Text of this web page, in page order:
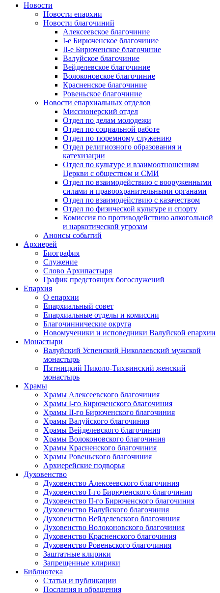
Новости
Новости епархии
Новости благочиний
Алексеевское благочиние
I-е Бирюченское благочиние
II-е Бирюченское благочиние
Валуйское благочиние
Вейделевское благочиние
Волоконовское благочиние
Красненское благочиние
Ровеньское благочиние
Новости епархиальных отделов
Миссионерский отдел
Отдел по делам молодежи
Отдел по социальной работе
Отдел по тюремному служению
Отдел религиозного образования и
катехизации
Отдел по культуре и взаимоотношениям
Церкви с обществом и СМИ
Отдел по взаимодействию с вооруженными
силами и правоохранительными органами
Отдел по взаимодействию с казачеством
Отдел по физической культуре и спорту
Комиссия по противодействию алкогольной
и наркотической угрозам
Анонсы событий
Архиерей
Биография
Служение
Слово Архипастыря
График предстоящих богослужений
Епархия
О епархии
Епархиальный совет
Епархиальные отделы и комиссии
Благочиннические округа
Новомученики и исповедники Валуйской епархии
Монастыри
Валуйский Успенский Николаевский мужской
монастырь
Пятницкий Николо-Тихвинский женский
монастырь
Храмы
Храмы Алексеевского благочиния
Храмы I-го Бирюченского благочиния
Храмы II-го Бирюченского благочиния
Храмы Валуйского благочиния
Храмы Вейделевского благочиния
Храмы Волоконовского благочиния
Храмы Красненского благочиния
Храмы Ровеньского благочиния
Архиерейские подворья
Духовенство
Духовенство Алексеевского благочиния
Духовенство I-го Бирюченского благочиния
Духовенство II-го Бирюченского благочиния
Духовенство Валуйского благочиния
Духовенство Вейделевского благочиния
Духовенство Волоконовского благочиния
Духовенство Красненского благочиния
Духовенство Ровеньского благочиния
Заштатные клирики
Запрещенные клирики
Библиотека
Статьи и публикации
Послания и обращения